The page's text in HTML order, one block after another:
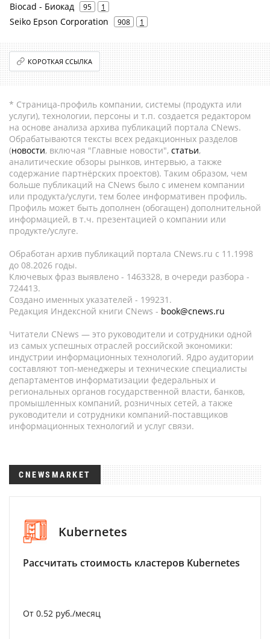
Biocad - Биокад 95 1
Seiko Epson Corporation 908 1
КОРОТКАЯ ССЫЛКА
* Страница-профиль компании, системы (продукта или
услуги), технологии, персоны и т.п. создается редактором
на основе анализа архива публикаций портала CNews.
Обрабатываются тексты всех редакционных разделов
(новости, включая "Главные новости", статьи,
аналитические обзоры рынков, интервью, а также
содержание партнёрских проектов). Таким образом, чем
больше публикаций на CNews было с именем компании
или продукта/услуги, тем более информативен профиль.
Профиль может быть дополнен (обогащен) дополнительной
информацией, в т.ч. презентацией о компании или
продукте/услуге.
Обработан архив публикаций портала CNews.ru c 11.1998
до 08.2026 годы.
Ключевых фраз выявлено - 1463328, в очереди разбора -
724413.
Создано именных указателей - 199231.
Редакция Индексной книги CNews - book@cnews.ru
Читатели CNews — это руководители и сотрудники одной
из самых успешных отраслей российской экономики:
индустрии информационных технологий. Ядро аудитории
составляют топ-менеджеры и технические специалисты
департаментов информатизации федеральных и
региональных органов государственной власти, банков,
промышленных компаний, розничных сетей, а также
руководители и сотрудники компаний-поставщиков
информационных технологий и услуг связи.
CNEWSMARKET
Kubernetes
Рассчитать стоимость кластеров Kubernetes
От 0.52 руб./месяц